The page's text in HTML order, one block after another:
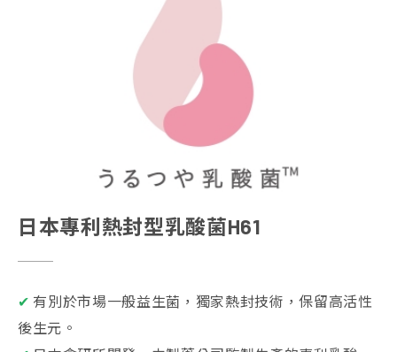
日本專利熱封型乳酸菌H61
✔ 有別於市場一般益生菌，獨家熱封技術，保留高活性
後生元。